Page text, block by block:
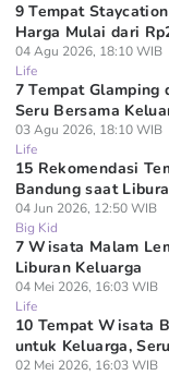
9 Tempat
Harga Mulai dari
04 Agu 2026, 18:10 WIB
Life
7 Tempat Glamping
Seru Bersama
03 Agu 2026, 18:10 WIB
Life
15 Rekomendasi
Bandung saat
04 Jun 2026, 12:50 WIB
Big Kid
7 Wisata Malam
Liburan Keluarga
04 Mei 2026, 16:03 WIB
Life
10 Tempat Wisata
untuk Keluarga,
02 Mei 2026, 16:03 WIB